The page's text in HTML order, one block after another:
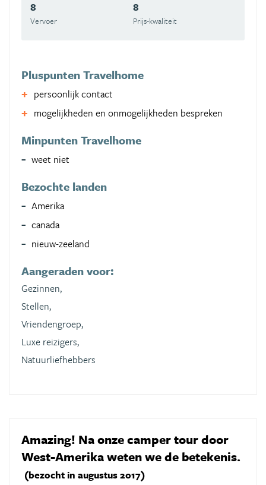
8
Vervoer
8
Prijs-kwaliteit
Pluspunten Travelhome
persoonlijk contact
mogelijkheden en onmogelijkheden bespreken
Minpunten Travelhome
weet niet
Bezochte landen
Amerika
canada
nieuw-zeeland
Aangeraden voor:
Gezinnen,
Stellen,
Vriendengroep,
Luxe reizigers,
Natuurliefhebbers
Amazing! Na onze camper tour door
West-Amerika weten we de betekenis.
(bezocht in augustus 2017)